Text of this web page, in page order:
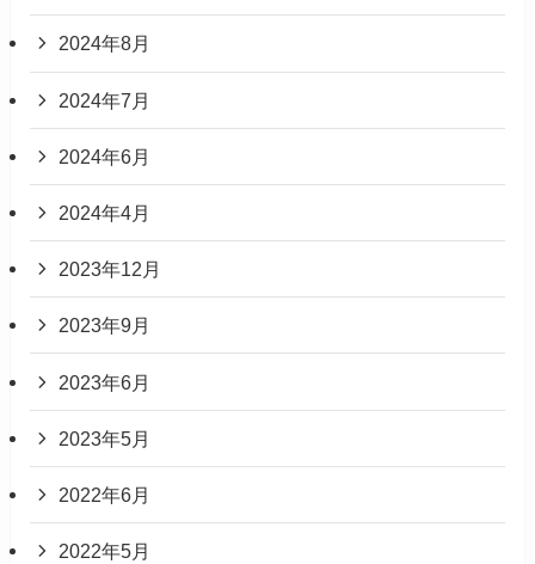
2024年8月
2024年7月
2024年6月
2024年4月
2023年12月
2023年9月
2023年6月
2023年5月
2022年6月
2022年5月